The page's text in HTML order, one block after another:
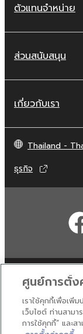
ตัวแทนจำหน่าย
ส่วนสนับสนุน
เกี่ยวกับเรา
Thailand -
ธุรกิจ
ติดต่
ศูนย์การตั้ง
เราใช้คุกกี้เพื่อเพิ่
เว็บไซต์ ท่านสามา
การใช้คุกกี้” และ